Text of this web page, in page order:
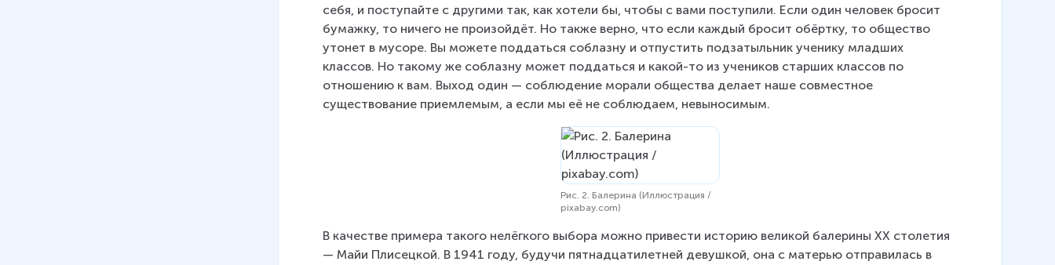
себя, и поступайте с другими так, как хотели бы, чтобы с вами поступили. Если один человек бросит
бумажку, то ничего не произойдёт. Но также верно, что если каждый бросит обёртку, то общество
утонет в мусоре. Вы можете поддаться соблазну и отпустить подзатыльник ученику младших
классов. Но такому же соблазну может поддаться и какой-то из учеников старших классов по
отношению к вам. Выход один — соблюдение морали общества делает наше совместное
существование приемлемым, а если мы её не соблюдаем, невыносимым.
Рис. 2. Балерина (Иллюстрация /
pixabay.com)
В качестве примера такого нелёгкого выбора можно привести историю великой балерины XX столетия
— Майи Плисецкой. В 1941 году, будучи пятнадцатилетней девушкой, она с матерью отправилась в